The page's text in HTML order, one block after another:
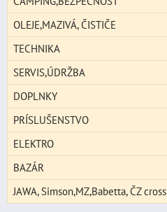
OLEJE,MAZIVÁ, ČISTIČE
TECHNIKA
SERVIS,ÚDRŽBA
DOPLNKY
PRÍSLUŠENSTVO
ELEKTRO
BAZÁR
JAWA, Simson,MZ,Babetta, ČZ cross